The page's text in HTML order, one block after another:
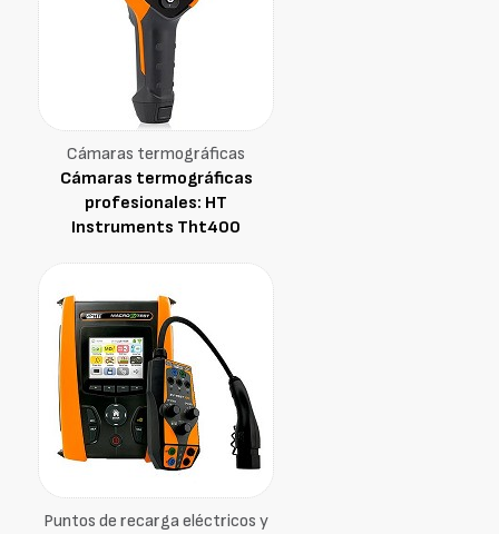
Cámaras termográficas
Cámaras termográficas
profesionales: HT
Instruments Tht400
Puntos de recarga eléctricos y